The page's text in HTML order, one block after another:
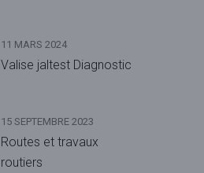
11 MARS 2024
Valise jaltest Diagnostic
15 SEPTEMBRE 2023
Routes et travaux
routiers